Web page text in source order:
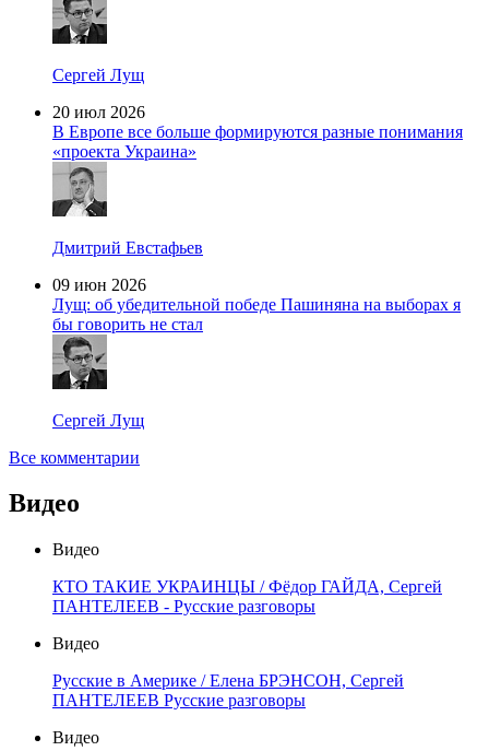
Сергей Лущ
20 июл 2026
В Европе все больше формируются разные понимания
«проекта Украина»
Дмитрий Евстафьев
09 июн 2026
Лущ: об убедительной победе Пашиняна на выборах я
бы говорить не стал
Сергей Лущ
Все комментарии
Видео
Видео
КТО ТАКИЕ УКРАИНЦЫ / Фёдор ГАЙДА, Сергей
ПАНТЕЛЕЕВ - Русские разговоры
Видео
Русские в Америке / Елена БРЭНСОН, Сергей
ПАНТЕЛЕЕВ Русские разговоры
Видео